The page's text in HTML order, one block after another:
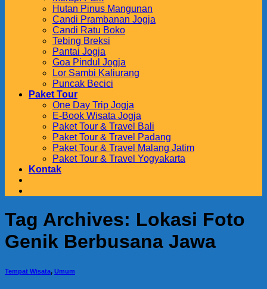
Hutan Pinus Mangunan
Candi Prambanan Jogja
Candi Ratu Boko
Tebing Breksi
Pantai Jogja
Goa Pindul Jogja
Lor Sambi Kaliurang
Puncak Becici
Paket Tour
One Day Trip Jogja
E-Book Wisata Jogja
Paket Tour & Travel Bali
Paket Tour & Travel Padang
Paket Tour & Travel Malang Jatim
Paket Tour & Travel Yogyakarta
Kontak
Tag Archives: Lokasi Foto
Genik Berbusana Jawa
Tempat Wisata, Umum